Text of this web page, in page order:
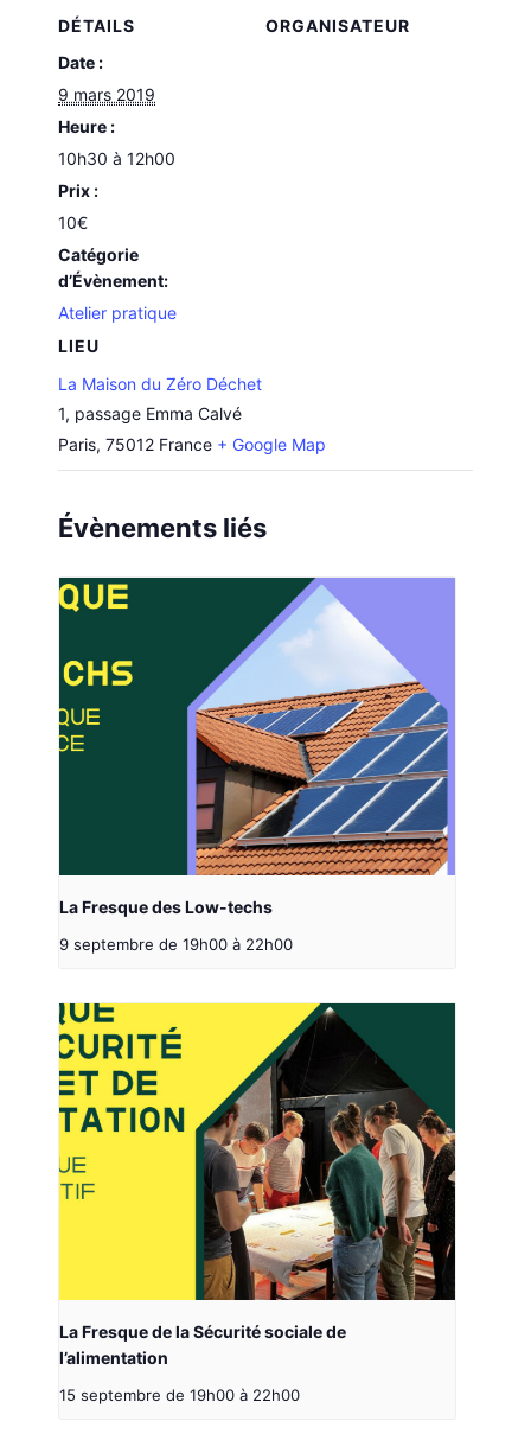
DÉTAILS
Date :
9 mars 2019
Heure :
10h30 à 12h00
Prix :
10€
Catégorie
d’Évènement:
Atelier pratique
LIEU
La Maison du Zéro Déchet
1, passage Emma Calvé
Paris, 75012 France + Google Map
ORGANISATEUR
Évènements liés
La Fresque des Low-techs
9 septembre de 19h00 à 22h00
La Fresque de la Sécurité sociale de
l’alimentation
15 septembre de 19h00 à 22h00